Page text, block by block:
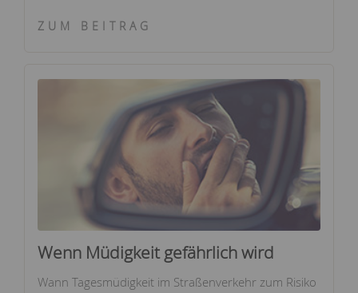
ZUM BEITRAG
Wenn Müdigkeit gefährlich wird
Wann Tagesmüdigkeit im Straßenverkehr zum Risiko